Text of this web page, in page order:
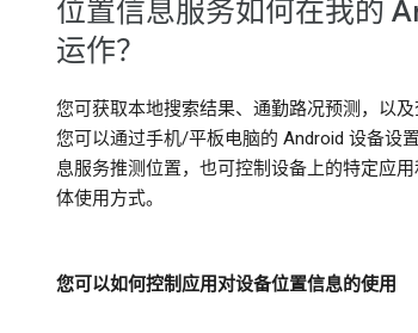
位置信息服务如何在我的
运作？
您可获取本地搜索结果、通勤路况预测，以
您可以通过手机/平板电脑的 Android 设备设
息服务推测位置，也可控制设备上的特定应
体使用方式。
您可以如何控制应用对设备位置信息的使用